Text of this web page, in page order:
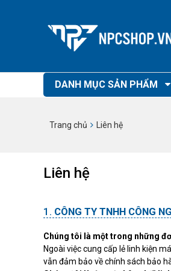
DANH MỤC SẢN PHẨM
Trang chủ Liên hệ
Liên hệ
CÔNG TY TNHH CÔNG
Chúng tôi là một trong những
Ngoài việc cung cấp lẻ linh kiện
vẫn đảm bảo về chính sách bảo